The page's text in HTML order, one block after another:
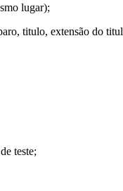
lugar);
titulo, extensão do
teste;